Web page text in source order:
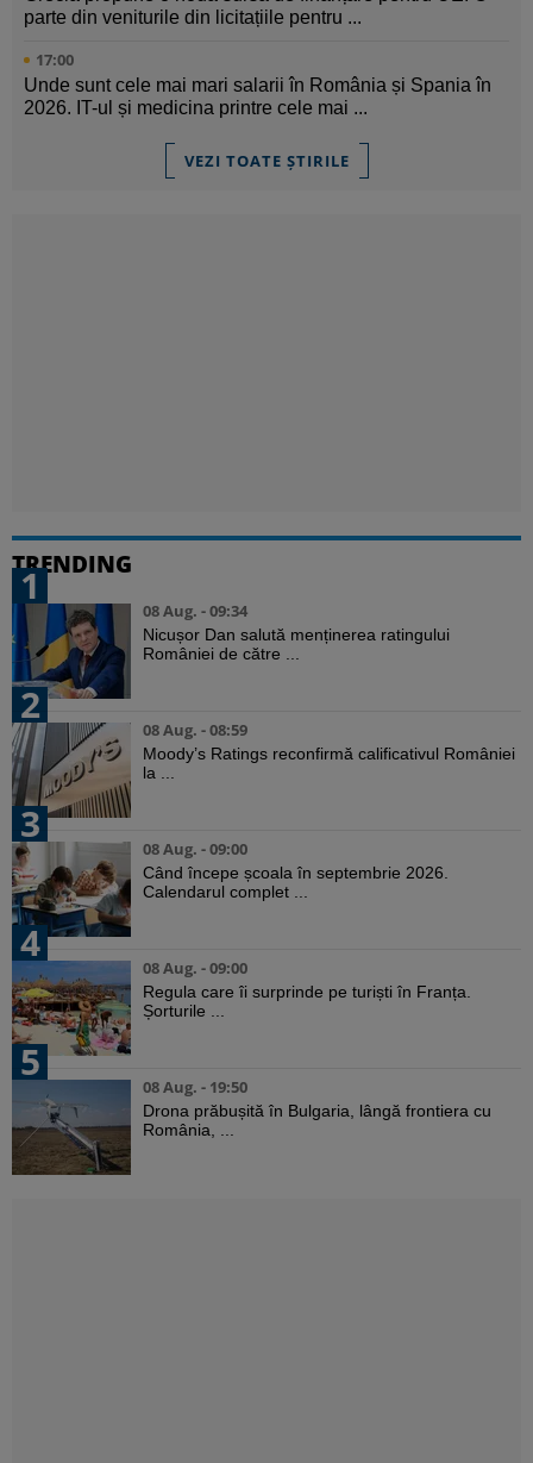
parte din veniturile din licitațiile pentru ...
17:00
Unde sunt cele mai mari salarii în România și Spania în
2026. IT-ul și medicina printre cele mai ...
VEZI TOATE ȘTIRILE
TRENDING
1
08 Aug. - 09:34
Nicușor Dan salută menținerea ratingului
României de către ...
2
08 Aug. - 08:59
Moody’s Ratings reconfirmă calificativul României
la ...
3
08 Aug. - 09:00
Când începe școala în septembrie 2026.
Calendarul complet ...
4
08 Aug. - 09:00
Regula care îi surprinde pe turiști în Franța.
Șorturile ...
5
08 Aug. - 19:50
Drona prăbușită în Bulgaria, lângă frontiera cu
România, ...